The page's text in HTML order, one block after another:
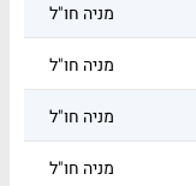
מניה חו"ל
מניה חו"ל
מניה חו"ל
מניה חו"ל